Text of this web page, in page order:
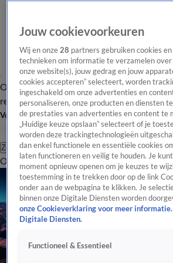
Overzicht Laatste nieuws Regionieuws Het
redactie
Volg Hart van Nederland
Zoeken
OverzichtRegioUitzendingenWeerTip de
Jouw cookievoorkeuren
Wij en onze28 partners gebruiken cookies
technieken om informatie te verzamelen
onze website(s), jouw gedrag en jouw
cookies accepteren” selecteert, worden
ingeschakeld om onze advertenties en
personaliseren, onze producten en diensten
de prestaties van advertenties en content te
„Huidige keuze opslaan” selecteert of je
worden deze trackingtechnologieën
dan enkel functionele en essentiële cookies
laten functioneren en veilig te houden. Je
moment opnieuw openen om je keuzes te
toestemming in te trekken door op de link
onder aan de webpagina te klikken. Je
binnen onze Digitale Diensten worden
onze Cookieverklaring voor meer informatie.
Digitale Diensten.
Functioneel & Essentieel